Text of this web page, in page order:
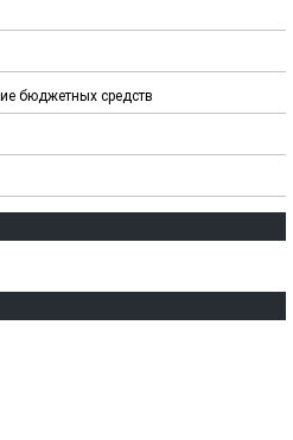
бюджетных средств